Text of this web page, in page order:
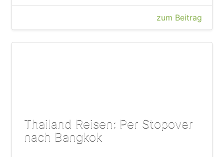
zum Beitrag
Thailand Reisen: Per Stopover
nach Bangkok